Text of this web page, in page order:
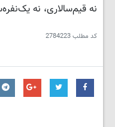
نه قیم‌سالاری، نه
کد مطلب2784223